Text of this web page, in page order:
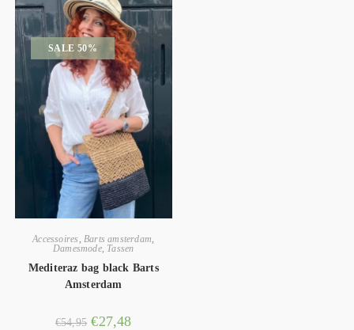
SALE 50%
Accessoires , Barts amsterdam,
Damesmode, Tassen
Mediteraz bag black Barts
Amsterdam
€54,95 €27,48